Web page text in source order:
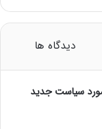
دیدگاه ها
سیاست جدید